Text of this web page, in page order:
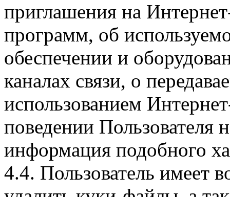
приглашения на
программ, об
обеспечении и
каналах связи, о
использованием
поведении Пользователя
информация подобного
4.4. Пользователь имеет